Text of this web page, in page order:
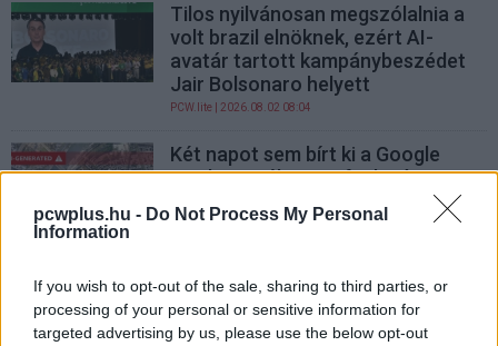
pcwplus.hu - Do Not Process My Personal
Information
If you wish to opt-out of the sale, sharing to third parties, or
processing of your personal or sensitive information for
targeted advertising by us, please use the below opt-out
Tilos nyilvánosan megszólalnia a
volt brazil elnöknek, ezért AI-
avatár tartott kampánybeszédet
Jair Bolsonaro helyett
PCW.lite | 2026.08.02 08:04
Két napot sem bírt ki a Google
Earth veszélyes AI-funkciója
Hugging Face, de kártérítés
szeretne, miután Sam Altmanék
mesterséges intellignciája feltörte